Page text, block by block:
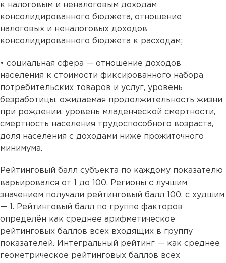
к налоговым и неналоговым доходам
консолидированного бюджета, отношение
налоговых и неналоговых доходов
консолидированного бюджета к расходам;
• социальная сфера — отношение доходов
населения к стоимости фиксированного набора
потребительских товаров и услуг, уровень
безработицы, ожидаемая продолжительность жизни
при рождении, уровень младенческой смертности,
смертность населения трудоспособного возраста,
доля населения с доходами ниже прожиточного
минимума.
Рейтинговый балл субъекта по каждому показателю
варьировался от 1 до 100. Регионы с лучшим
значением получали рейтинговый балл 100, с худшим
— 1. Рейтинговый балл по группе факторов
определён как среднее арифметическое
рейтинговых баллов всех входящих в группу
показателей. Интегральный рейтинг — как среднее
геометрическое рейтинговых баллов всех